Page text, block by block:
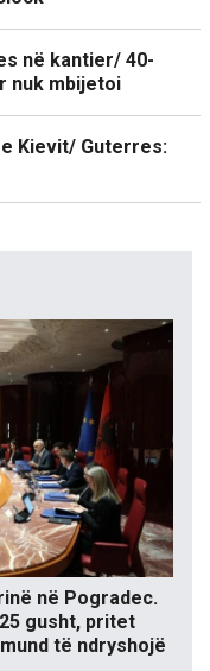
në kantier/ 40-
nuk mbijetoi
Kievit/ Guterres:
në Pogradec.
gusht, pritet
të ndryshojë